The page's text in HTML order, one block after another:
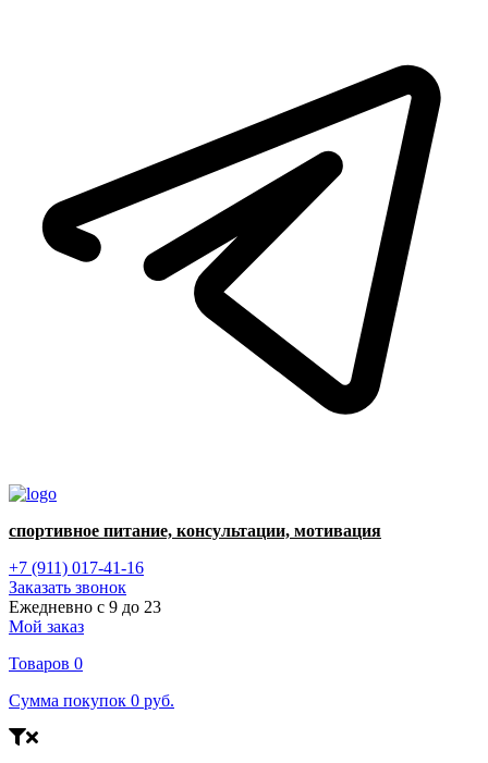
спортивное питание, консультации, мотивация
+7 (911) 017-41-16
Заказать звонок
Ежедневно с 9 до 23
Мой заказ
Товаров 0
Сумма покупок 0 руб.